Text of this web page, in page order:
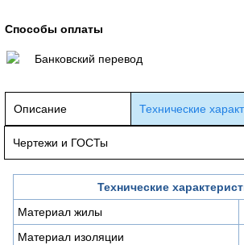
Способы оплаты
Банковский перевод
Описание Технические
Чертежи и ГОСТы
Технические
Материал жилы
Материал изоляции